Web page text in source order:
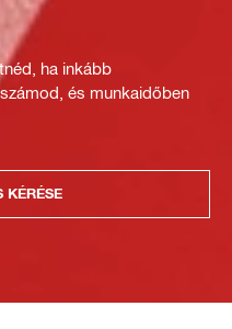
ha inkább
és munkaidőben
KÉRÉSE